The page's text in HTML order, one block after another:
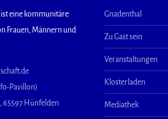
ist eine kommunitäre
Frauen, Männern und
Pavillon)
65597 Hünfelden
Gnadenthal
Zu Gast sein
Veranstaltungen
Klosterladen
Mediathek